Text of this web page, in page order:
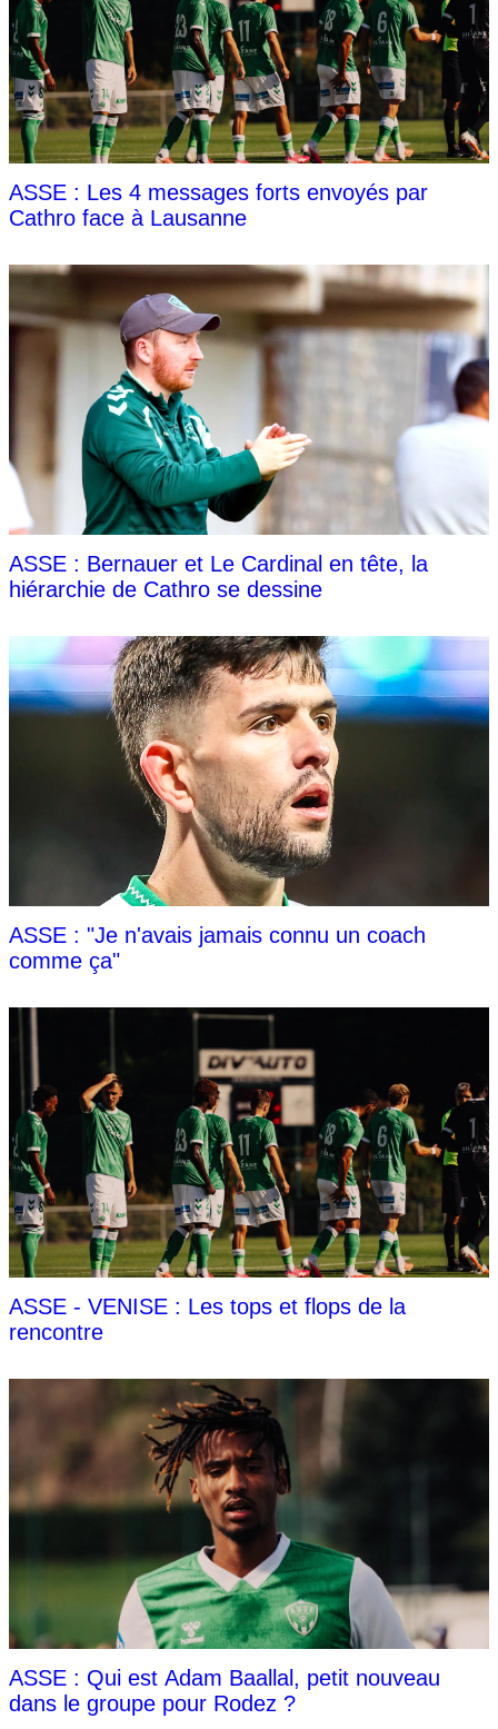
ASSE : Les 4 messages forts envoyés par
Cathro face à Lausanne
ASSE : Bernauer et Le Cardinal en tête, la
hiérarchie de Cathro se dessine
ASSE : "Je n'avais jamais connu un coach
comme ça"
ASSE - VENISE : Les tops et flops de la
rencontre
ASSE : Qui est Adam Baallal, petit nouveau
dans le groupe pour Rodez ?